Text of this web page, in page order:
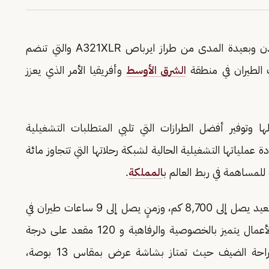
أول طائرة ضيّقة البدن وبعيدة المدى من طراز ايرباص A321XLR والتي تنضم
في منطقة الشرق الأوسط وأفريقيا الأمر الذي يعزز
أفضل الطرازات التي تلبي المتطلبات التشغيلية
التشغيلية الحالية لشبكة رحلاتها التي تتجاوز مائة
في ربط العالم بالمملكة.
وتتميز طائرة A321XLR كونها ضيّقة البدن بمدىً بعيد يصل إلى 8,700 كم، وزمنٍ يصل إلى 9 ساعات طيران في
الرحلة الواحدة، وتتألف من 24 جناح على درجة الأعمال يتميز بالخصوصية والرفاهية و 120 مقعد على درجة
الضيافة تتوفر فيها العديد من المزايا المصممة لراحة الضيف حيث تمتاز بشاشة عرض بمقاس 13 بوصة،